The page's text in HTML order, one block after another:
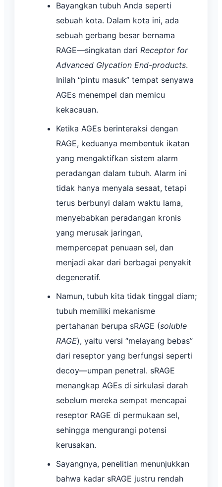
Bayangkan tubuh Anda seperti
sebuah kota. Dalam kota ini, ada
sebuah gerbang besar bernama
RAGE—singkatan dari Receptor for
Advanced Glycation End-products.
Inilah “pintu masuk” tempat senyawa
AGEs menempel dan memicu
kekacauan.
Ketika AGEs berinteraksi dengan
RAGE, keduanya membentuk ikatan
yang mengaktifkan sistem alarm
peradangan dalam tubuh. Alarm ini
tidak hanya menyala sesaat, tetapi
terus berbunyi dalam waktu lama,
menyebabkan peradangan kronis
yang merusak jaringan,
mempercepat penuaan sel, dan
menjadi akar dari berbagai penyakit
degeneratif.
Namun, tubuh kita tidak tinggal diam;
tubuh memiliki mekanisme
pertahanan berupa sRAGE (soluble
RAGE), yaitu versi “melayang bebas”
dari reseptor yang berfungsi seperti
decoy—umpan penetral. sRAGE
menangkap AGEs di sirkulasi darah
sebelum mereka sempat mencapai
reseptor RAGE di permukaan sel,
sehingga mengurangi potensi
kerusakan.
Sayangnya, penelitian menunjukkan
bahwa kadar sRAGE justru rendah